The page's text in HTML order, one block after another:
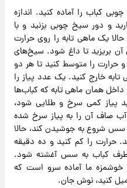
کباب را آماده کنید. اندازه
و دور سیخ چوبی بزنید و با
یک ماهی تابه را روی حرارت
آن بریزید تا داغ شود. سیخ‌های
حرارت را متوسط کنید تا هر دو
خارج کنید. یک عدد پیاز را
داخل همان ماهی تابه که کباب‌‌ها
پیاز کمی سرخ و طلایی شود،
صاف آن را به پیاز سرخ شده
سس شروع به جوشیدن کند، حالا
را کم کنید و ده دقیقه
طرف کباب به سس آغشته شود.
ما آماده سرو است که
میل کنید، نوش جان.